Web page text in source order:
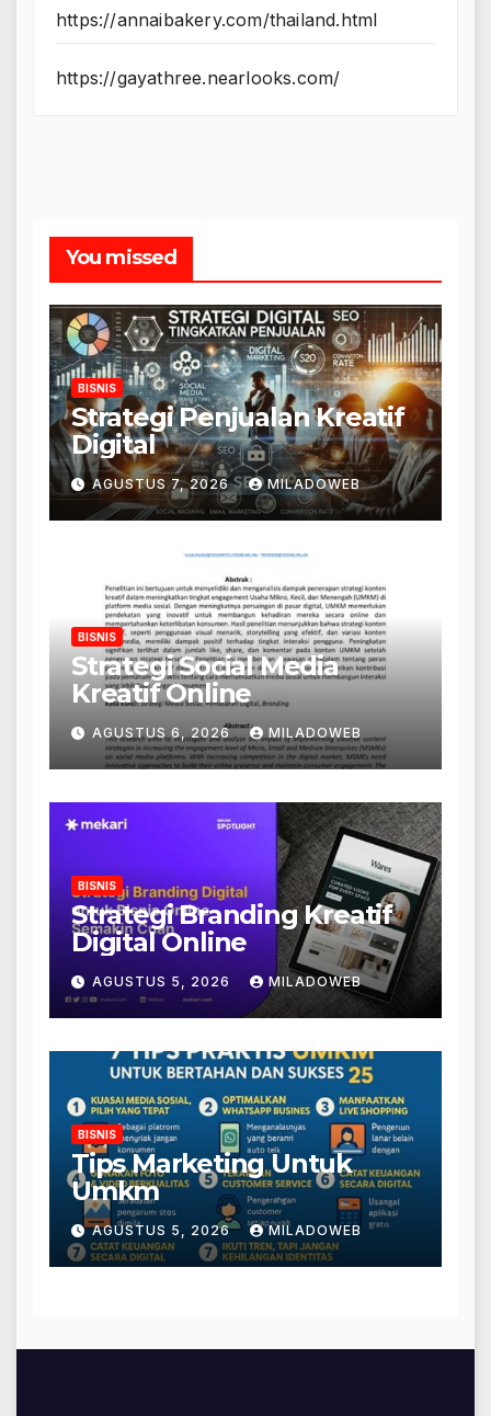
https://annaibakery.com/thailand.html
https://gayathree.nearlooks.com/
You missed
BISNIS
Strategi Penjualan Kreatif
Digital
AGUSTUS 7, 2026 MILADOWEB
BISNIS
Strategi Social Media
Kreatif Online
AGUSTUS 6, 2026 MILADOWEB
BISNIS
Strategi Branding Kreatif
Digital Online
AGUSTUS 5, 2026 MILADOWEB
BISNIS
Tips Marketing Untuk
Umkm
AGUSTUS 5, 2026 MILADOWEB